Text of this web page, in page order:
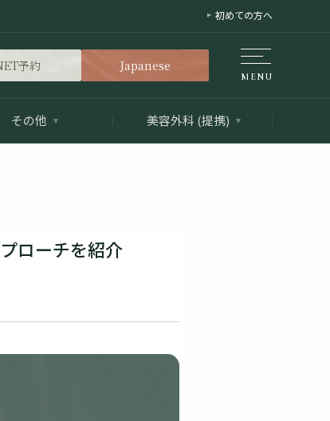
初めての方へ
予約 Japanese
その他 美容外科 (提携)
ローチを紹介